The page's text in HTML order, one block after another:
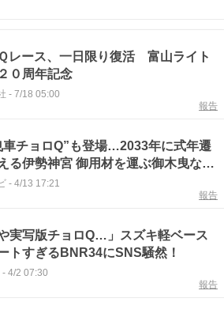
レース、一日限り復活 富山ライト
０周年記念
- 7/18 05:00
報告
車チョロQ”も登場…2033年に式年遷
る伊勢神宮 御用材を運ぶ御木曳など
くも活気
- 4/13 17:21
報告
や実写版チョロQ…」スズキ軽ベース
トすぎるBNR34にSNS騒然！
- 4/2 07:30
報告